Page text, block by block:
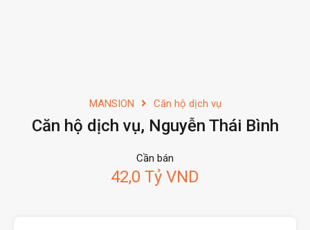
MANSION Căn hộ dịch vụ
Căn hộ dịch vụ, Nguyễn Thái Bình
Cần bán
42,0 Tỷ VND